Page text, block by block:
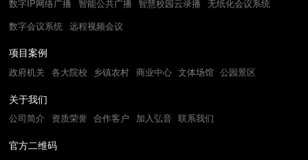
数字IP网络广播 智能公共广播 智慧校园云录播 无纸化会议系统
数字会议系统 远程视频会议
项目案例
政府机关 各大院校 乡镇农村 商业中心 文体场馆 公园景区
关于我们
公司简介 资质荣誉 合作客户 加入弘音 联系我们
官方二维码